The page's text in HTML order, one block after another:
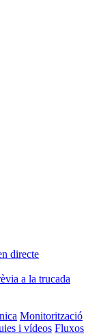
directe
a la trucada
Monitorització
i vídeos Fluxos